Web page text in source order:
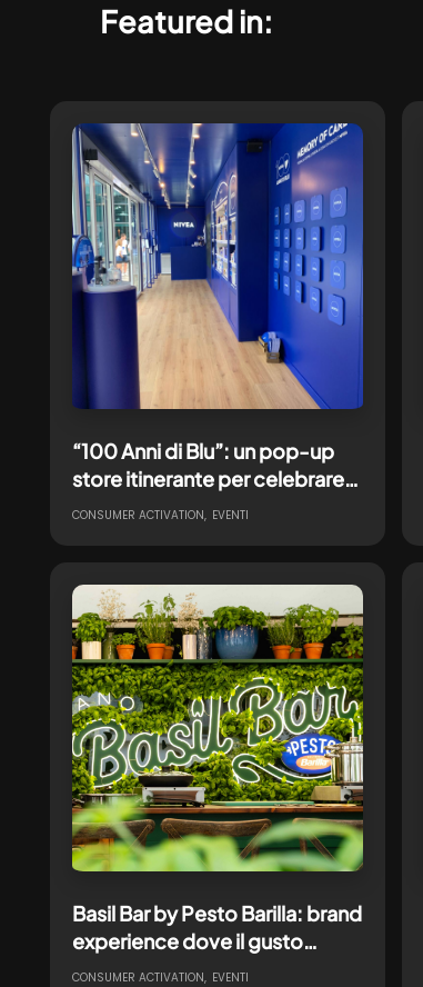
Featured in:
CONSUMER ACTIVATION EVENTI
“100 Anni di Blu”: un pop-up
store itinerante per celebrare
un’icona NIVEA
CONSUMER ACTIVATION EVENTI
Basil Bar by Pesto Barilla: brand
experience dove il gusto
incontra l’arte